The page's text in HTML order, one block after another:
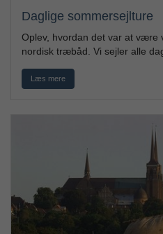
Daglige sommersejlture
Oplev, hvordan det var at være
nordisk træbåd. Vi sejler alle
Læs mere